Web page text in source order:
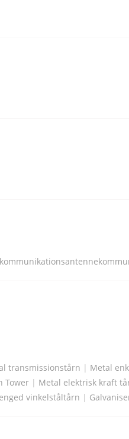
transmissionstårn | Metal
Tower | Metal elektrisk kraft
vinkelståltårn |